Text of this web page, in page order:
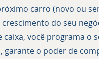
carro (novo ou
do seu
você programa o
o poder de